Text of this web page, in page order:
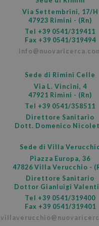
Via Settembrini, 17/H
47923 Rimini - (Rn)
Tel +39 0541/319411
Fax +39 0541/319494
Sede di Rimini Celle
Via L. Vincini, 4
47921 Rimini - (Rn)
Tel +39 0541/358511
Direttore Sanitario
Dott. Domenico
Sede di Villa
Piazza Europa, 36
47826 Villa Verucchio -
Direttore Sanitario
Dottor Gianluigi
Tel +39 0541/319400
Fax +39 0541/319401
ytidb::LAST_RESULT_ENTRY_KEY
_dc_gtm_UA-37103583-1